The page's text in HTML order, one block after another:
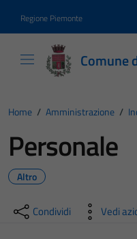
Regione Piemonte
Comune
Home / Amministrazione /
Personale
Altro
Condividi Vedi